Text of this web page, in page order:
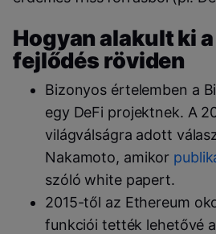
Hogyan alakult ki a
fejlődés röviden
Bizonyos értelemben a
egy DeFi projektnek. A
világválságra adott
Nakamoto, amikor
szóló white papert.
2015-től az Ethereum
funkciói tették lehetővé